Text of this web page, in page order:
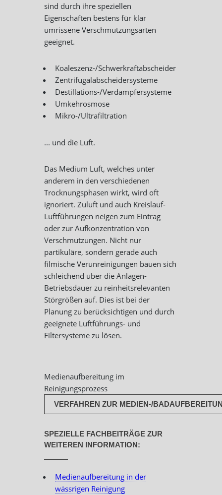
sind durch ihre speziellen
Eigenschaften bestens für klar
umrissene Verschmutzungsarten
geeignet.
Koaleszenz-/Schwerkraftabscheider
Zentrifugalabscheidersysteme
Destillations-/Verdampfersysteme
Umkehrosmose
Mikro-/Ultrafiltration
... und die Luft.
Das Medium Luft, welches unter
anderem in den verschiedenen
Trocknungsphasen wirkt, wird oft
ignoriert. Zuluft und auch Kreislauf-
Luftführungen neigen zum Eintrag
oder zur Aufkonzentration von
Verschmutzungen. Nicht nur
partikuläre, sondern gerade auch
filmische Verunreinigungen bauen sich
schleichend über die Anlagen-
Betriebsdauer zu reinheitsrelevanten
Störgrößen auf. Dies ist bei der
Planung zu berücksichtigen und durch
geeignete Luftführungs- und
Filtersysteme zu lösen.
Medienaufbereitung im
Reinigungsprozess
VERFAHREN ZUR MEDIEN-/
SPEZIELLE FACHBEITRÄGE ZUR
WEITEREN INFORMATION:
Medienaufbereitung in der
wässrigen Reinigung